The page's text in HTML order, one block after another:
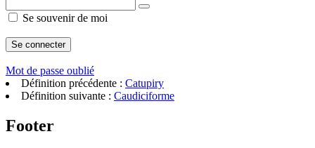
Se souvenir de moi
Mot de passe oublié
Définition précédente : Catupiry
Définition suivante : Caudiciforme
Footer